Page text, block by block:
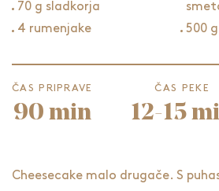
70 g sladkorja
4 rumenjake
500
ČAS PRIPRAVE
90 min
ČAS PEKE
12-15
Cheesecake malo drugače. S